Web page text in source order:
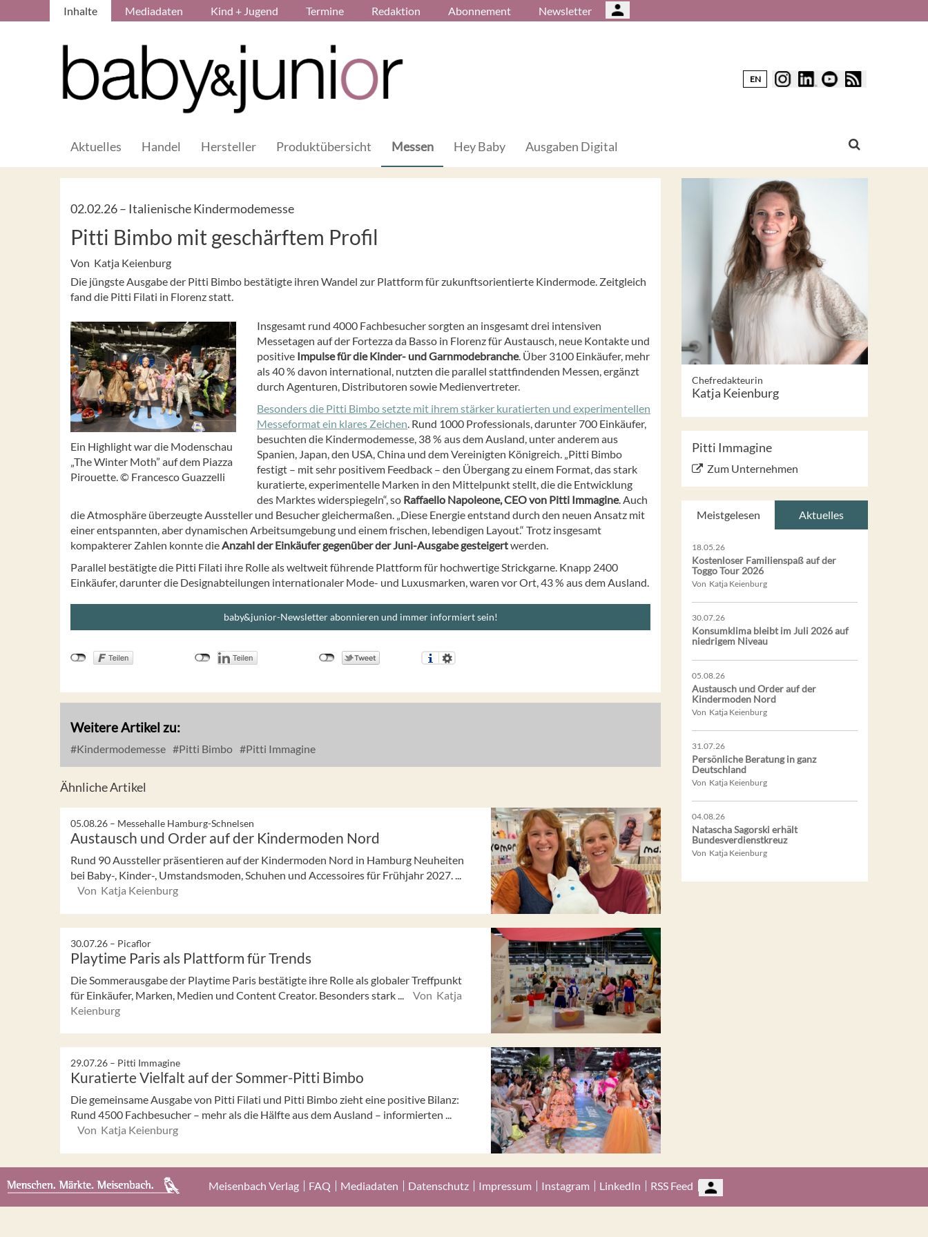
Inhalte Mediadaten Kind + Jugend Termine Redaktion Abonnement Newsletter
EN
Aktuelles Handel Hersteller Produktübersicht Messen Hey Baby Ausgaben Digital
02.02.26 – Italienische Kindermodemesse
Pitti Bimbo mit geschärftem Profil
Von Katja Keienburg
Die jüngste Ausgabe der Pitti Bimbo bestätigte ihren Wandel zur Plattform für zukunftsorientierte Kindermode. Zeitgleich
fand die Pitti Filati in Florenz statt.
Ein Highlight war die Modenschau
„The Winter Moth” auf dem Piazza
Pirouette. © Francesco Guazzelli
Insgesamt rund 4000 Fachbesucher sorgten an insgesamt drei intensiven
Messetagen auf der Fortezza da Basso in Florenz für Austausch, neue Kontakte und
positive Impulse für die Kinder- und Garnmodebranche. Über 3100 Einkäufer, mehr
als 40 % davon international, nutzten die parallel stattfindenden Messen, ergänzt
durch Agenturen, Distributoren sowie Medienvertreter.
Besonders die Pitti Bimbo setzte mit ihrem stärker kuratierten und experimentellen
Messeformat ein klares Zeichen. Rund 1000 Professionals, darunter 700 Einkäufer,
besuchten die Kindermodemesse, 38 % aus dem Ausland, unter anderem aus
Spanien, Japan, den USA, China und dem Vereinigten Königreich. „Pitti Bimbo
festigt – mit sehr positivem Feedback – den Übergang zu einem Format, das stark
kuratierte, experimentelle Marken in den Mittelpunkt stellt, die die Entwicklung
des Marktes widerspiegeln“, so Raffaello Napoleone, CEO von Pitti Immagine. Auch
die Atmosphäre überzeugte Aussteller und Besucher gleichermaßen. „Diese Energie entstand durch den neuen Ansatz mit
einer entspannten, aber dynamischen Arbeitsumgebung und einem frischen, lebendigen Layout.“ Trotz insgesamt
kompakterer Zahlen konnte dieAnzahl der Einkäufer gegenüber der Juni-Ausgabe gesteigertwerden.
Parallel bestätigte die Pitti Filati ihre Rolle als weltweit führende Plattform für hochwertige Strickgarne. Knapp 2400
Einkäufer, darunter die Designabteilungen internationaler Mode- und Luxusmarken, waren vor Ort, 43 % aus dem Ausland.
baby&junior-Newsletter abonnieren und immer informiert sein!
Weitere Artikel zu:
Kindermodemesse Pitti Bimbo Pitti Immagine
Ähnliche Artikel
05.08.26 – Messehalle Hamburg-Schnelsen
Austausch und Order auf der Kindermoden Nord
Rund 90 Aussteller präsentieren auf der Kindermoden Nord in Hamburg Neuheiten
bei Baby-, Kinder-, Umstandsmoden, Schuhen und Accessoires für Frühjahr 2027. ...
Von Katja Keienburg
30.07.26 – Picaflor
Playtime Paris als Plattform für Trends
Die Sommerausgabe der Playtime Paris bestätigte ihre Rolle als globaler Treffpunkt
für Einkäufer, Marken, Medien und Content Creator. Besonders stark ...
Von Katja
Keienburg
29.07.26 – Pitti Immagine
Kuratierte Vielfalt auf der Sommer-Pitti Bimbo
Die gemeinsame Ausgabe von Pitti Filati und Pitti Bimbo zieht eine positive Bilanz:
Rund 4500 Fachbesucher – mehr als die Hälfte aus dem Ausland – informierten ...
Von Katja Keienburg
Chefredakteurin
Katja Keienburg
Pitti Immagine
Zum Unternehmen
Meistgelesen Aktuelles
18.05.26
Kostenloser Familienspaß auf der
Toggo Tour 2026
Von Katja Keienburg
30.07.26
Konsumklima bleibt im Juli 2026 auf
niedrigem Niveau
05.08.26
Austausch und Order auf der
Kindermoden Nord
Von Katja Keienburg
31.07.26
Persönliche Beratung in ganz
Deutschland
Von Katja Keienburg
04.08.26
Natascha Sagorski erhält
Bundesverdienstkreuz
Von Katja Keienburg
Meisenbach Verlag FAQ Mediadaten Datenschutz Impressum Instagram LinkedIn RSS Feed